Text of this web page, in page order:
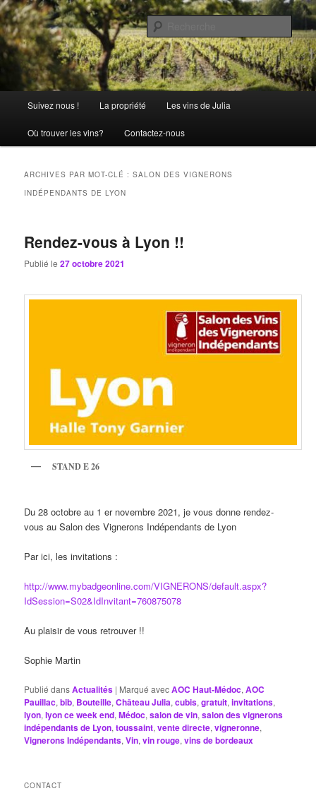
Aller
au
contenu
principal
Aller
au
contenu
secondaireChâteau Julia
La passion comme tradition
principal
Suivez nous ! La propriété Les vins de Julia
Où trouver les vins? Contactez-nous
ARCHIVES PAR MOT-CLÉ :SALON DES VIGNERONS
INDÉPENDANTS DE LYON
Rendez-vous à Lyon !!
Publié le27 octobre 2021
STAND E 26
Du 28 octobre au 1 er novembre 2021, je vous donne rendez-
vous au Salon des Vignerons Indépendants de Lyon
Par ici, les invitations :
http://www.mybadgeonline.com/VIGNERONS/default.aspx?
IdSession=S02&IdInvitant=760875078
Au plaisir de vous retrouver !!
Sophie Martin
Publié dansActualités | Marqué avecAOC Haut-Médoc,AOC
Pauillac,bib, Bouteille,Château Julia,cubis,gratuit,invitations,
lyon,lyon ce week end,Médoc,salon de vin,salon des vignerons
indépendants de Lyon,toussaint,vente directe,vigneronne,
Vignerons Indépendants,Vin,vin rouge,vins de bordeaux
CONTACT